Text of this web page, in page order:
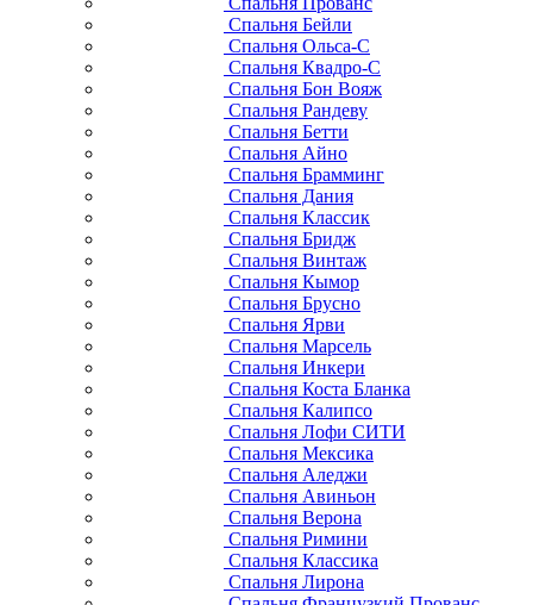
Спальня Бейли
Спальня Ольса-С
Спальня Квадро-С
Спальня Бон Вояж
Спальня Рандеву
Спальня Бетти
Спальня Айно
Спальня Брамминг
Спальня Дания
Спальня Классик
Спальня Бридж
Спальня Винтаж
Спальня Кымор
Спальня Брусно
Спальня Ярви
Спальня Марсель
Спальня Инкери
Спальня Коста Бланка
Спальня Калипсо
Спальня Лофи СИТИ
Спальня Мексика
Спальня Аледжи
Спальня Авиньон
Спальня Верона
Спальня Римини
Спальня Классика
Спальня Лирона